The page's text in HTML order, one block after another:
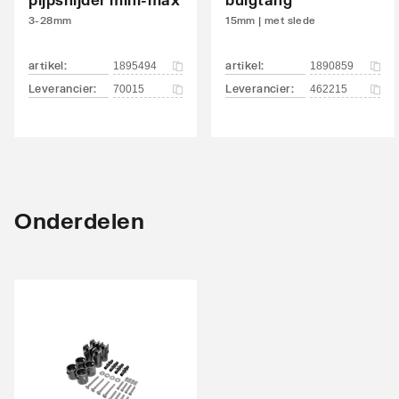
Met elektrisch element
Met bevestigingsmateriaal
3-28mm
artikel: 1895494
Leverancier: 70015
15mm | met slede
artikel: 1890859
Leverancier: 462215
Onderdelen